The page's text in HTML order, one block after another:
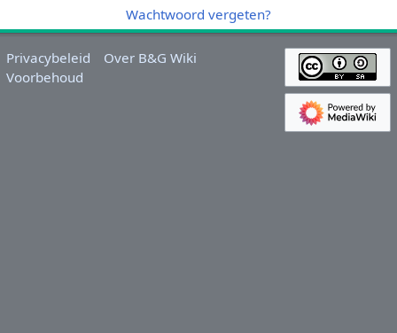
Wachtwoord vergeten?
Privacybeleid
Over B&G Wiki
Voorbehoud